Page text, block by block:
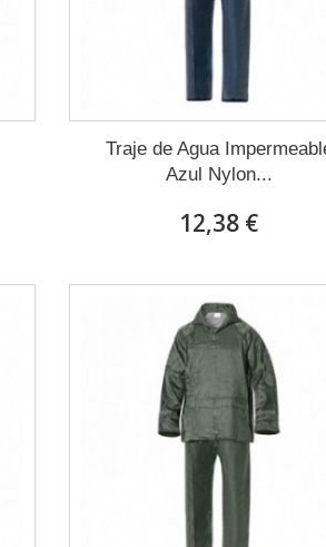
Traje de Agua
Azul Nylon...
12,38 €